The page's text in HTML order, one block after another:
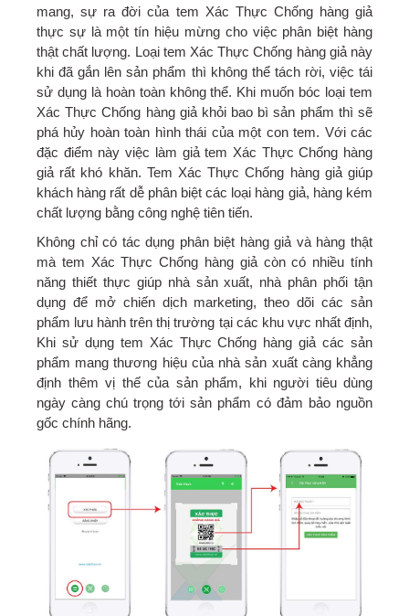
mang, sự ra đời của tem Xác Thực Chống hàng giả
thực sự là một tín hiệu mừng cho việc phân biệt hàng
thật chất lượng. Loại tem Xác Thực Chống hàng giả này
khi đã gắn lên sản phẩm thì không thể tách rời, việc tái
sử dụng là hoàn toàn không thể. Khi muốn bóc loại tem
Xác Thực Chống hàng giả khỏi bao bì sản phẩm thì sẽ
phá hủy hoàn toàn hình thái của một con tem. Với các
đặc điểm này việc làm giả tem Xác Thực Chống hàng
giả rất khó khăn. Tem Xác Thực Chống hàng giả giúp
khách hàng rất dễ phân biệt các loại hàng giả, hàng kém
chất lượng bằng công nghệ tiên tiến.
Không chỉ có tác dụng phân biệt hàng giả và hàng thật
mà tem Xác Thực Chống hàng giả còn có nhiều tính
năng thiết thực giúp nhà sản xuất, nhà phân phối tận
dụng để mở chiến dịch marketing, theo dõi các sản
phẩm lưu hành trên thị trường tại các khu vực nhất định,
Khi sử dụng tem Xác Thực Chống hàng giả các sản
phẩm mang thương hiệu của nhà sản xuất càng khẳng
định thêm vị thế của sản phẩm, khi người tiêu dùng
ngày càng chú trọng tới sản phẩm có đảm bảo nguồn
gốc chính hãng.